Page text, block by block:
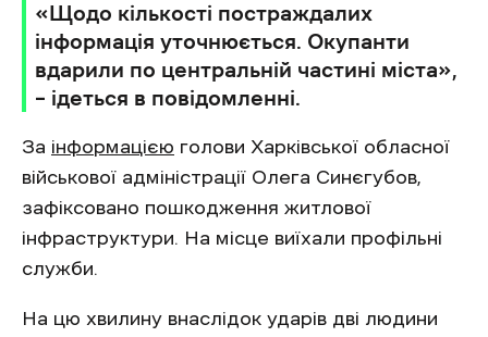
«Щодо кількості постраждалих
інформація уточнюється. Окупанти
вдарили по центральній частині міста»,
– ідеться в повідомленні.
За інформацією голови Харківської обласної
військової адміністрації Олега Синєгубов,
зафіксовано пошкодження житлової
інфраструктури. На місце виїхали профільні
служби.
На цю хвилину внаслідок ударів дві людини